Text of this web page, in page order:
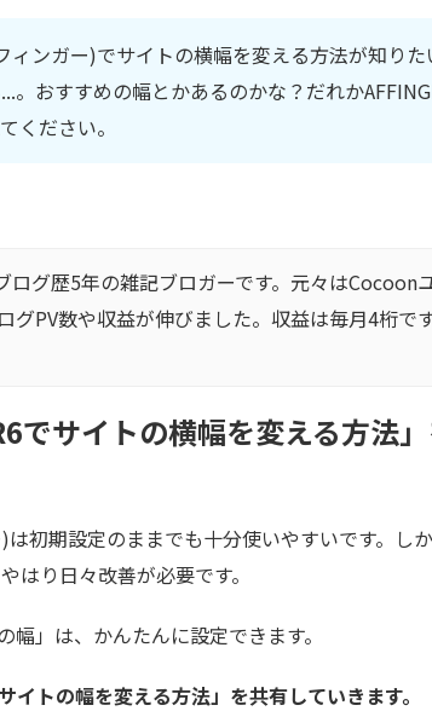
ィンガー)でサイトの横幅を変える方法が知り
。おすすめの幅とかあるのかな？だれか
ください。
グ歴5年の雑記ブロガーです。元々はCocoon
グPV数や収益が伸びました。収益は毎月4桁で
でサイトの横幅を変える方法
は初期設定のままでも十分使いやすいです。し
はり日々改善が必要です。
」は、かんたんに設定できます。
トの幅を変える方法」を共有していきます。